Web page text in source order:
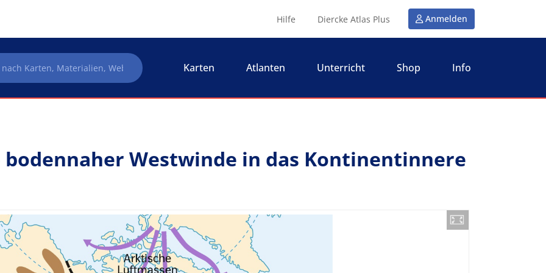
Hilfe Diercke Atlas Plus Anmelden
Karten Atlanten Unterricht Shop Info
Westwinde in das Kontinentinnere